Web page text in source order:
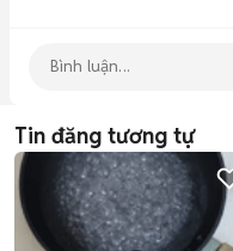
Tin đăng tương tự